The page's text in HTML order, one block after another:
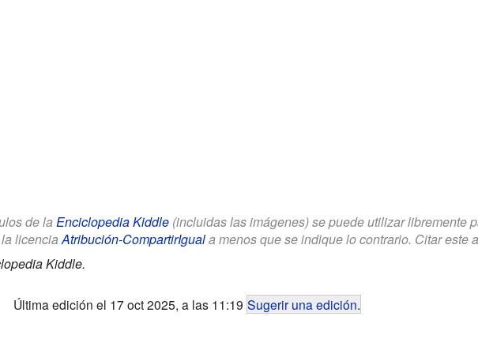
de la Enciclopedia Kiddle(incluidas las imágenes) se puede utilizar libremente
licencia Atribución-CompartirIguala menos que se indique lo contrario. Citar este
Kiddle.
Última edición el 17 oct 2025, a las 11:19 Sugerir una edición.